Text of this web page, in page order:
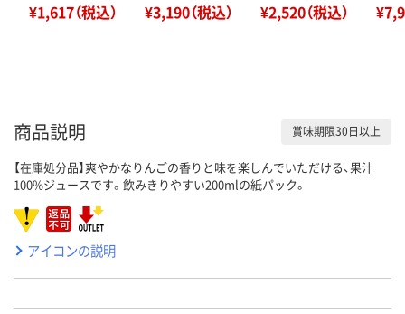
¥1,617（税込） ¥3,190（税込） ¥2,520（税込）
商品説明 賞味期限30日以上
【在庫処分品】爽やかなりんごの香りと味を楽しんでいただける、果汁
100%ジュースです。飲みきりやすい200mlの紙パック。
アイコンの説明